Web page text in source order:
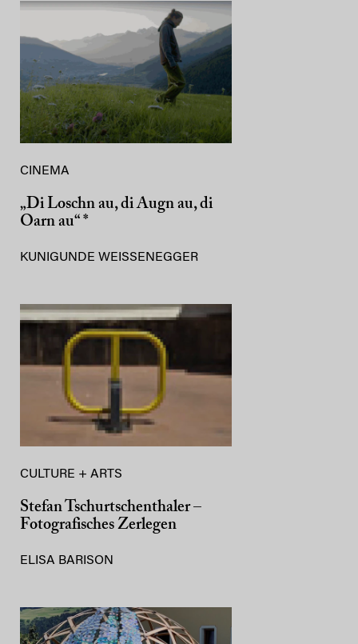
CINEMA
„Di Loschn au, di Augn au, di
Oarn au“ *
KUNIGUNDE WEISSENEGGER
CULTURE + ARTS
Stefan Tschurtschenthaler –
Fotografisches Zerlegen
ELISA BARISON